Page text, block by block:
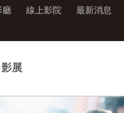
廳 線上影院
最新消息